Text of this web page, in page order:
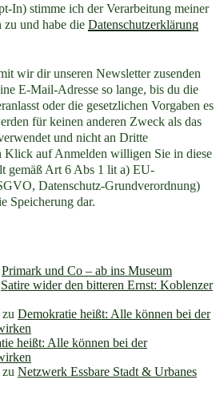
In) stimme ich der Verarbeitung meiner
zu und habe die Datenschutzerklärung
wir dir unseren Newsletter zusenden
E-Mail-Adresse so lange, bis du die
oder die gesetzlichen Vorgaben es
für keinen anderen Zweck als das
und nicht an Dritte
Klick auf Anmelden willigen Sie in diese
gemäß Art 6 Abs 1 lit a) EU-
Datenschutz-Grundverordnung)
Speicherung dar.
Primark und Co – ab ins Museum
Satire wider den bitteren Ernst: Koblenzer
zu Demokratie heißt: Alle können bei der
heißt: Alle können bei der
zu Netzwerk Essbare Stadt & Urbanes